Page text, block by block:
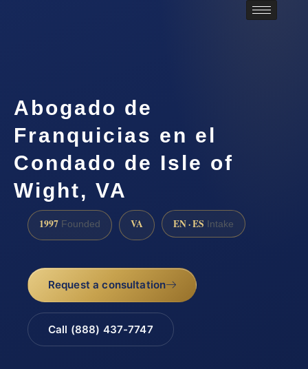
Abogado de
Franquicias en el
Condado de Isle of
Wight, VA
1997 Founded VA EN · ES Intake
Request a consultation
Call (888) 437-7747